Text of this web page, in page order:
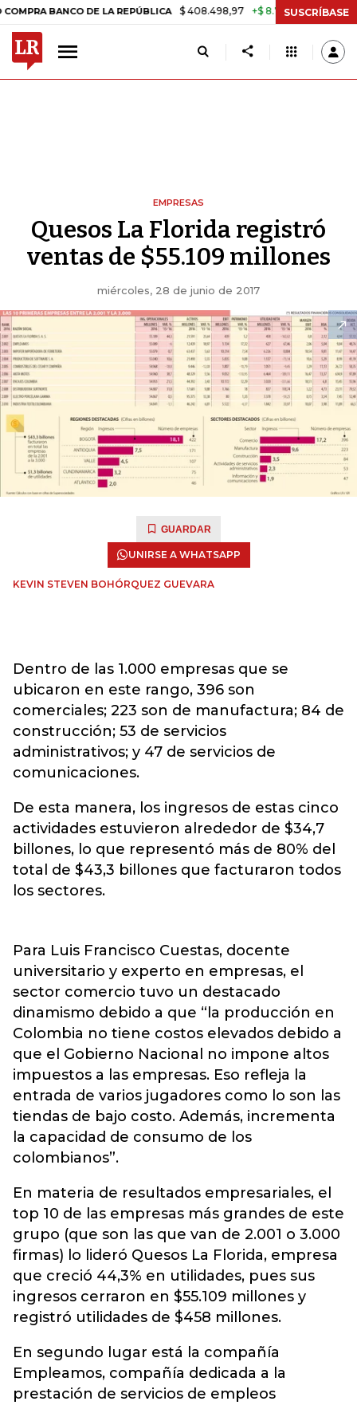
DE LA REPÚBLICA $ 408.498,97 +$ 8.753,81 +2,19% TASA
SUSCRÍBASE
EMPRESAS
Quesos La Florida registró
ventas de $55.109 millones
miércoles, 28 de junio de 2017
GUARDAR
UNIRSE A WHATSAPP
KEVIN STEVEN BOHÓRQUEZ GUEVARA
Dentro de las 1.000 empresas que se
ubicaron en este rango, 396 son
comerciales; 223 son de manufactura; 84 de
construcción; 53 de servicios
administrativos; y 47 de servicios de
comunicaciones.
De esta manera, los ingresos de estas cinco
actividades estuvieron alrededor de $34,7
billones, lo que representó más de 80% del
total de $43,3 billones que facturaron todos
los sectores.
Para Luis Francisco Cuestas, docente
universitario y experto en empresas, el
sector comercio tuvo un destacado
dinamismo debido a que “la producción en
Colombia no tiene costos elevados debido a
que el Gobierno Nacional no impone altos
impuestos a las empresas. Eso refleja la
entrada de varios jugadores como lo son las
tiendas de bajo costo. Además, incrementa
la capacidad de consumo de los
colombianos”.
En materia de resultados empresariales, el
top 10 de las empresas más grandes de este
grupo (que son las que van de 2.001 o 3.000
firmas) lo lideró Quesos La Florida, empresa
que creció 44,3% en utilidades, pues sus
ingresos cerraron en $55.109 millones y
registró utilidades de $458 millones.
En segundo lugar está la compañía
Empleamos, compañía dedicada a la
prestación de servicios de empleos